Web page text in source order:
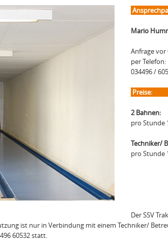
Mario
Anfrage
per Telefon:
034496 /
2 Bahnen:
pro Stunde
Techniker/
pro Stunde
Der SSV
ist nur in Verbindung mit einem Techniker/
60532 statt.